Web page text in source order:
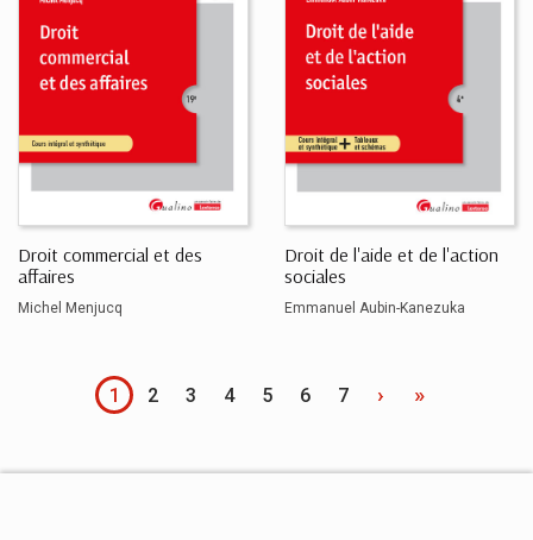
Droit commercial et des
affaires
Michel Menjucq
Droit de l'aide et de l'action
sociales
Emmanuel Aubin-Kanezuka
1 2 3 4 5 6 7 › »